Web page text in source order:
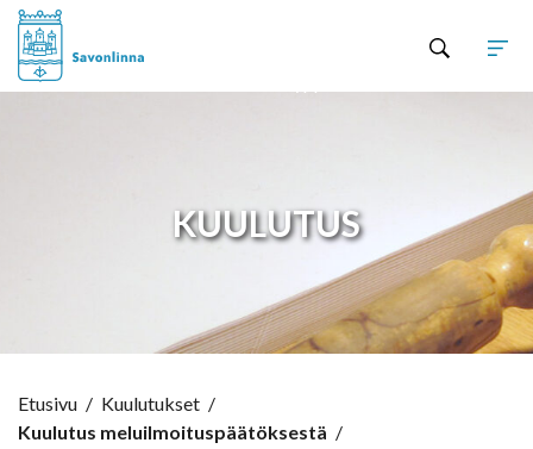
KUULUTUS
Etusivu / Kuulutukset /
Kuulutus meluilmoituspäätöksestä /